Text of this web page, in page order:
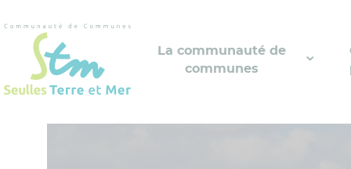
La communauté de
communes